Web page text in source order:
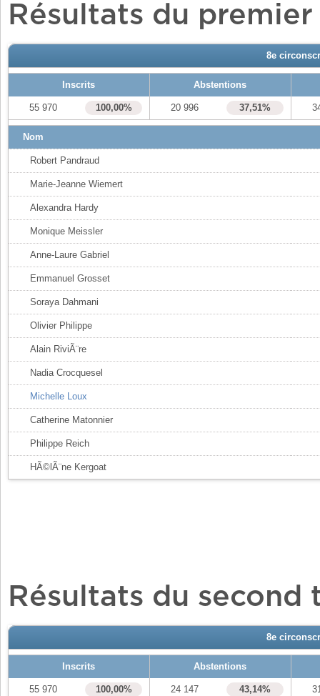
Résultats du
8e
Inscrits Abstentions
55 970 100,00% 20 996 37,51%
Nom
Robert Pandraud
Marie-Jeanne Wiemert
Alexandra Hardy
Monique Meissler
Anne-Laure Gabriel
Emmanuel Grosset
Soraya Dahmani
Olivier Philippe
Alain RiviÃ¨re
Nadia Crocquesel
Michelle Loux
Catherine Matonnier
Philippe Reich
HÃ©lÃ¨ne Kergoat
Résultats du second
8e
Inscrits Abstentions
55 970 100,00% 24 147 43,14%